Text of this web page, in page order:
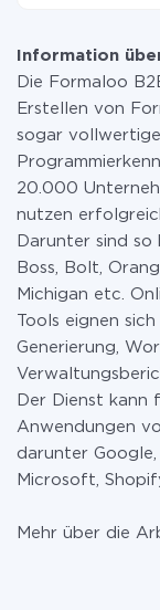
Weitere
Information
Die Formaloo
Erstellen von
sogar
20.000
nutzen
Darunter sind
Boss, Bolt,
Michigan etc.
Tools eignen
Generierung,
Der Dienst kann
Anwendungen
darunter Google,
Microsoft,
Mehr über die